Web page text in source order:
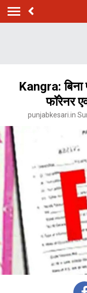
Kangra: बिना
फॉरेनर
punjabkesari.in